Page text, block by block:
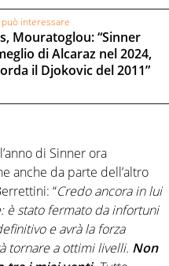
interessare
Mouratoglou: “Sinner
di Alcaraz nel 2024,
il Djokovic del 2011”
di Sinner ora
anche da parte dell’altro
“Credo ancora in lui
è stato fermato da infortuni
e avrà la forza
tornare a ottimi livelli. Non